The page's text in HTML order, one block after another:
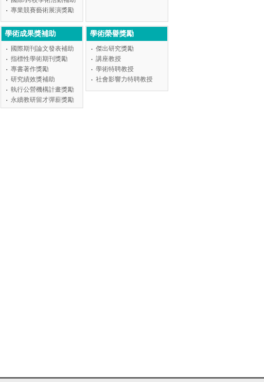
專業競賽藝術展演獎勵
學術成果獎補助
國際期刊論文發表補助
指標性學術期刊獎勵
專書著作獎勵
研究績效獎補助
執行公營機構計畫獎勵
永續教研留才彈薪獎勵
學術榮譽獎勵
傑出研究獎勵
講座教授
學術特聘教授
社會影響力特聘教授